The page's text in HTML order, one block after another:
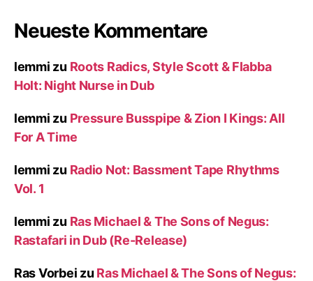
Neueste Kommentare
lemmi zu Roots Radics, Style Scott & Flabba
Holt: Night Nurse in Dub
lemmi zu Pressure Busspipe & Zion I Kings: All
For A Time
lemmi zu Radio Not: Bassment Tape Rhythms
Vol. 1
lemmi zu Ras Michael & The Sons of Negus:
Rastafari in Dub (Re-Release)
Ras Vorbei zu Ras Michael & The Sons of Negus: